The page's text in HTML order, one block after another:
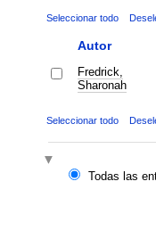
Seleccionar todo
Autor
Fredrick,
Sharonah
Seleccionar todo
Todas las